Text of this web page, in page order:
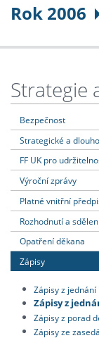
Rok 2006
Strategie
Bezpečnost
Strategické a
FF UK pro
Výroční zprávy
Platné vnitřní
Rozhodnutí a
Opatření děkana
Zápisy
Zápisy z jednání
Zápisy z
Zápisy z porad
Zápisy ze